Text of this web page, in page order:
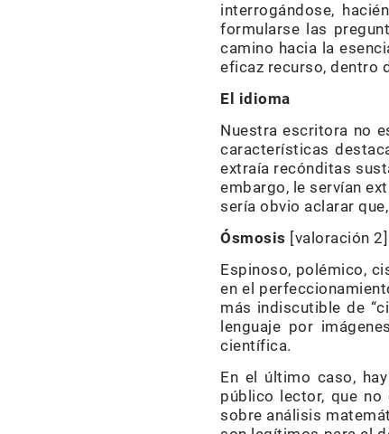
interrogándose,
formularse las
camino hacia la
eficaz recurso, dentro
El idioma
Nuestra escritora no
características
extraía recónditas
embargo, le servían
sería obvio aclarar
Ósmosis [valoración 2]
Espinoso, polémico,
en el
más indiscutible de
lenguaje por
científica.
En el último caso,
público lector, que
sobre análisis